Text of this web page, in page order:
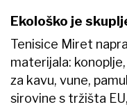
Ekološko je
Tenisice Miret
materijala:
za kavu, vune,
sirovine s tržišta